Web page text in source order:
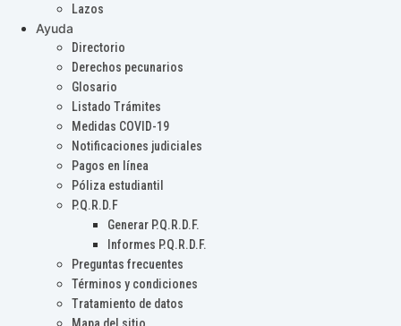
Lazos
Ayuda
Directorio
Derechos pecunarios
Glosario
Listado Trámites
Medidas COVID-19
Notificaciones judiciales
Pagos en línea
Póliza estudiantil
P.Q.R.D.F
Generar P.Q.R.D.F.
Informes P.Q.R.D.F.
Preguntas frecuentes
Términos y condiciones
Tratamiento de datos